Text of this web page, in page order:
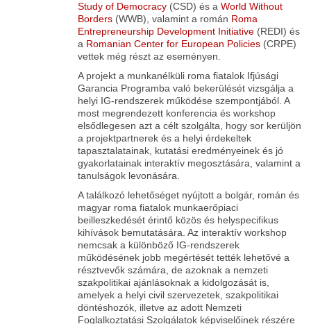
Study of Democracy (CSD) és a World Without
Borders (WWB), valamint a román Roma
Entrepreneurship Development Initiative (REDI) és
a Romanian Center for European Policies (CRPE)
vettek még részt az eseményen.
A projekt a munkanélküli roma fiatalok Ifjúsági
Garancia Programba való bekerülését vizsgálja a
helyi IG-rendszerek működése szempontjából. A
most megrendezett konferencia és workshop
elsődlegesen azt a célt szolgálta, hogy sor kerüljön
a projektpartnerek és a helyi érdekeltek
tapasztalatainak, kutatási eredményeinek és jó
gyakorlatainak interaktív megosztására, valamint a
tanulságok levonására.
A találkozó lehetőséget nyújtott a bolgár, román és
magyar roma fiatalok munkaerőpiaci
beilleszkedését érintő közös és helyspecifikus
kihívások bemutatására. Az interaktív workshop
nemcsak a különböző IG-rendszerek
működésének jobb megértését tették lehetővé a
résztvevők számára, de azoknak a nemzeti
szakpolitikai ajánlásoknak a kidolgozását is,
amelyek a helyi civil szervezetek, szakpolitikai
döntéshozók, illetve az adott Nemzeti
Foglalkoztatási Szolgálatok képviselőinek részére